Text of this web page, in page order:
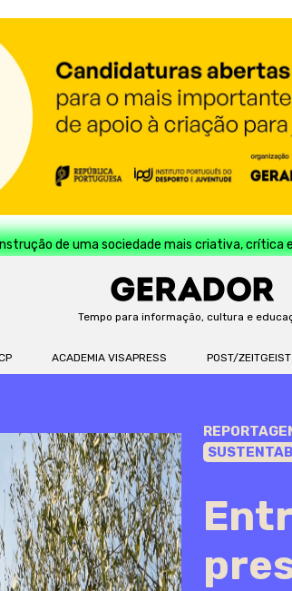
de uma sociedade mais criativa, crítica
Tempo para informação, cultura e
ACADEMIA VISAPRESS POST/ZEITGEIST